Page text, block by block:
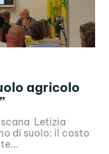
agricolo
Letizia
di suolo: il costo